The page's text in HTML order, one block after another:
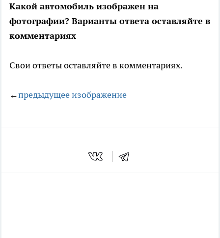
Какой автомобиль изображен на
фотографии? Варианты ответа оставляйте в
комментариях
Свои ответы оставляйте в комментариях.
←предыдущее изображение